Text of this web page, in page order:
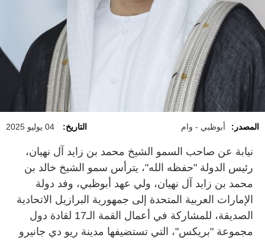
المصدر: أبوظبي - وام التاريخ: 04 يوليو 2025
نيابة عن صاحب السمو الشيخ محمد بن زايد آل نهيان،
رئيس الدولة "حفظه الله"، يترأس سمو الشيخ خالد بن
محمد بن زايد آل نهيان، ولي عهد أبوظبي، وفد دولة
الإمارات العربية المتحدة إلى جمهورية البرازيل الاتحادية
الصديقة، للمشاركة في أعمال القمة الـ17 لقادة دول
مجموعة "بريكس"، التي تستضيفها مدينة ريو دي جانيرو